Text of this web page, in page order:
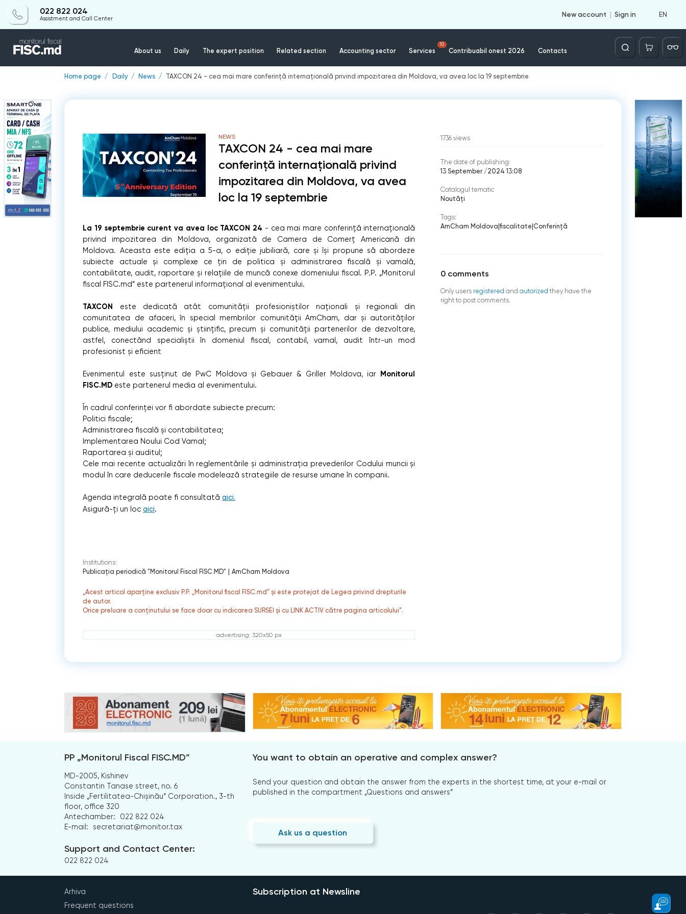
022 822 024
Assistment and Call Center
New account Sign in EN
About us Daily The expert position Related section Accounting sector Services
10
Contribuabil onest 2026 Contacts
Căutare
Home page Daily News TAXCON 24 - cea mai mare conferință internațională privind impozitarea din Moldova, va avea loc la 19 septembrie
NEWS
TAXCON 24 - cea mai mare
conferință internațională privind
impozitarea din Moldova, va avea
loc la 19 septembrie
La 19 septembrie curent va avea loc TAXCON 24 - cea mai mare conferință internațională
privind impozitarea din Moldova, organizată de Camera de Comerț Americană din
Moldova. Aceasta este ediția a 5-a, o ediție jubiliară, care și își propune să abordeze
subiecte actuale și complexe ce țin de politica și administrarea fiscală și vamală,
contabilitate, audit, raportare și relațiile de muncă conexe domeniului fiscal. P.P. „Monitorul
fiscal FISC.md” este partenerul informațional al evenimentului.
TAXCON este dedicată atât comunității profesioniștilor naționali și regionali din
comunitatea de afaceri, în special membrilor comunității AmCham, dar și autorităților
publice, mediului academic și științific, precum și comunității partenerilor de dezvoltare,
astfel, conectând specialiștii în domeniul fiscal, contabil, vamal, audit într-un mod
profesionist și eficient
Evenimentul este susținut de PwC Moldova și Gebauer & Griller Moldova, iar Monitorul
FISC.MD este partenerul media al evenimentului.
În cadrul conferinței vor fi abordate subiecte precum:
Politici fiscale;
Administrarea fiscală și contabilitatea;
Implementarea Noului Cod Vamal;
Raportarea și auditul;
Cele mai recente actualizări în reglementările și administrația prevederilor Codului muncii și
modul în care deducerile fiscale modelează strategiile de resurse umane în companii.
Agenda integrală poate fi consultatăaici.
Asigură-ți un locaici.
Institutions:
Publicaţia periodică "Monitorul Fiscal FISC.MD" | AmCham Moldova
„Acest articol aparține exclusiv P.P. „Monitorul fiscal FISC.md” și este protejat de Legea privind drepturile
de autor.
Orice preluare a conținutului se face doar cu indicarea SURSEI și cu LINK ACTIV către pagina articolului”.
advertising: 320x50 px
1736 views
The date of publishing:
13 September /2024 13:08
Catalogul tematic
Noutăți
Tags:
AmCham Moldova |fiscalitate Conferinţă
0 comments
Only users registered and autorized they have the
right to post comments.
PP „Monitorul Fiscal FISC.MD”
MD-2005, Kishinev
Constantin Tanase street, no. 6
Inside „Fertilitatea-Chișinău” Corporation., 3-th
floor, office 320
Antechamber:
022 822 024
E-mail:
secretariat@monitor.tax
Support and Contact Center:
022 822 024
You want to obtain an operative and complex answer?
Send your question and obtain the answer from the experts in the shortest time, at your e-mail or
published in the compartment „Questions and answers”
Ask us a question
Arhiva
Frequent questions
Subscription at Newsline